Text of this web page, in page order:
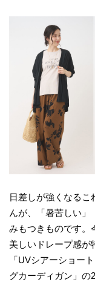
日差しが強くなる
んが、「暑苦しい」
みもつきものです。
美しいドレープ感が
「UVシアーショー
グカーディガン」の